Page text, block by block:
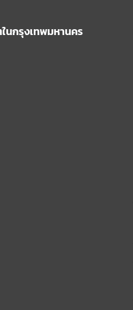
นกรุงเทพมหานคร